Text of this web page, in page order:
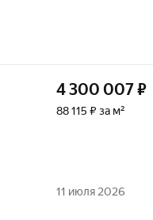
4 300 007₽
88 115 ₽ за м²
11 июля 2026